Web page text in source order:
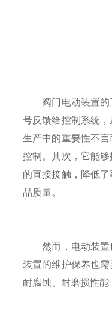
阀门电动装置的工
号反馈给控制系统
生产中的重要性不
控制。其次，它能
的直接接触，降低
品质量。
然而，电动装置也
装置的维护保养也
耐腐蚀、耐磨损性